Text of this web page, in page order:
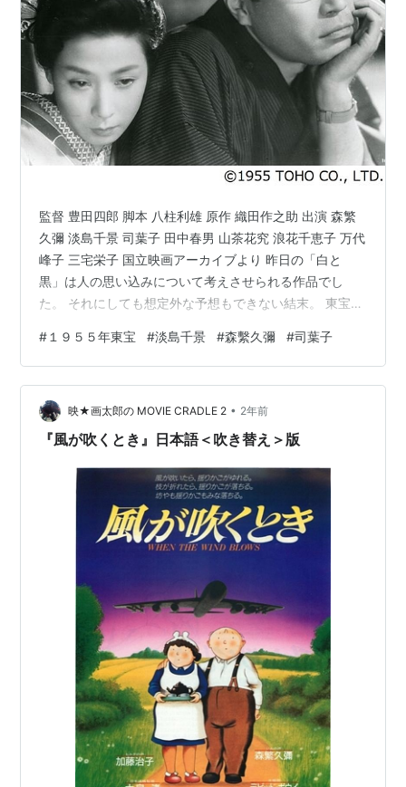
監督 豊田四郎 脚本 八柱利雄 原作 織田作之助 出演 森繁
久彌 淡島千景 司葉子 田中春男 山茶花究 浪花千恵子 万代
峰子 三宅栄子 国立映画アーカイブより 昨日の「白と
黒」は人の思い込みについて考えさせられる作品でし
た。 それにしても想定外な予想もできない結末。 東宝映
織田作という人を初めて知ったのがこの「夫婦善哉」 映
画に出てくる法善寺横丁はコロナが始まる前に3度行った
ことがあります。もちろんこの映画を見たからです。映
画に出てくるぜんざい屋さんやカレー屋さんも外から見
学。まだ今のように観光立国！（政府弁）でなかった２
# １９５５年東宝 #淡島千景 #森繫久彌 #司葉子
映★画太郎の MOVIE CRADLE 2 • 2年前
『風が吹くとき』日本語＜吹き替え＞版